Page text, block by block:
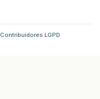
Contribuidores LGPD